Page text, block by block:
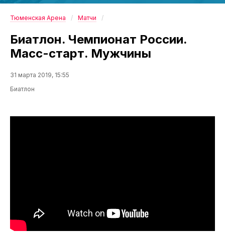
Тюменская Арена Матчи
Биатлон. Чемпионат России.
Масс-старт. Мужчины
31 марта 2019, 15:55
Биатлон